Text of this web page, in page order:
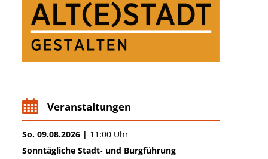
Veranstaltungen
So. 09.08.2026 | 11:00 Uhr
Sonntägliche Stadt- und Burgführung